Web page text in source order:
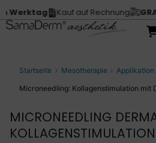
Kauf auf Rechnung GRATISDHL
Startseite Mesotherapie Applikation
Microneedling: Kollagenstimulation mit
MICRONEEDLING
KOLLAGENSTIMULATION